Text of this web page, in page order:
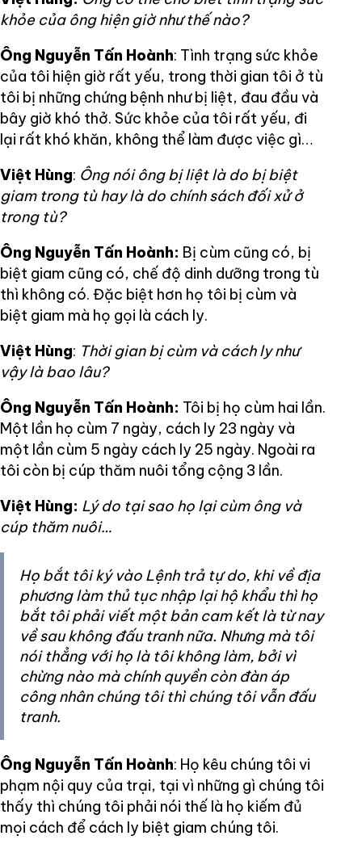
khỏe của ông hiện giờ như thế nào?
Ông Nguyễn Tấn Hoành: Tình trạng sức khỏe
của tôi hiện giờ rất yếu, trong thời gian tôi ở tù
tôi bị những chứng bệnh như bị liệt, đau đầu và
bây giờ khó thở. Sức khỏe của tôi rất yếu, đi
lại rất khó khăn, không thể làm được việc gì…
Việt Hùng: Ông nói ông bị liệt là do bị biệt
giam trong tù hay là do chính sách đối xử ở
trong tù?
Ông Nguyễn Tấn Hoành: Bị cùm cũng có, bị
biệt giam cũng có, chế độ dinh dưỡng trong tù
thì không có. Đặc biệt hơn họ tôi bị cùm và
biệt giam mà họ gọi là cách ly.
Việt Hùng: Thời gian bị cùm và cách ly như
vậy là bao lâu?
Ông Nguyễn Tấn Hoành: Tôi bị họ cùm hai lần.
Một lần họ cùm 7 ngày, cách ly 23 ngày và
một lần cùm 5 ngày cách ly 25 ngày. Ngoài ra
tôi còn bị cúp thăm nuôi tổng cộng 3 lần.
Việt Hùng: Lý do tại sao họ lại cùm ông và
cúp thăm nuôi…
Họ bắt tôi ký vào Lệnh trả tự do, khi về địa
phương làm thủ tục nhập lại hộ khẩu thì họ
bắt tôi phải viết một bản cam kết là từ nay
về sau không đấu tranh nữa. Nhưng mà tôi
nói thẳng với họ là tôi không làm, bởi vì
chừng nào mà chính quyền còn đàn áp
công nhân chúng tôi thì chúng tôi vẫn đấu
tranh.
Ông Nguyễn Tấn Hoành: Họ kêu chúng tôi vi
phạm nội quy của trại, tại vì những gì chúng tôi
thấy thì chúng tôi phải nói thế là họ kiếm đủ
mọi cách để cách ly biệt giam chúng tôi.